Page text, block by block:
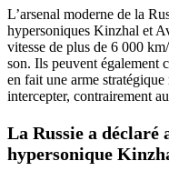
L’arsenal moderne de la
hypersoniques Kinzhal et
vitesse de plus de 6 000
son. Ils peuvent également
en fait une arme
intercepter, contrairement
La Russie a
hypersonique